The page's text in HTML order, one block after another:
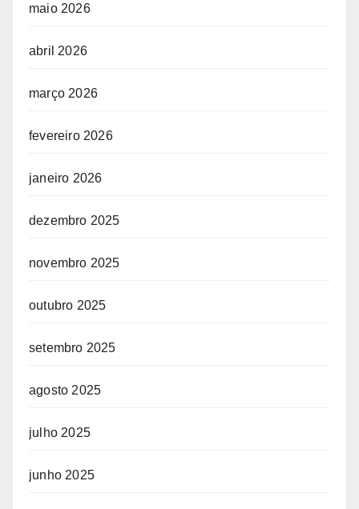
maio 2026
abril 2026
março 2026
fevereiro 2026
janeiro 2026
dezembro 2025
novembro 2025
outubro 2025
setembro 2025
agosto 2025
julho 2025
junho 2025